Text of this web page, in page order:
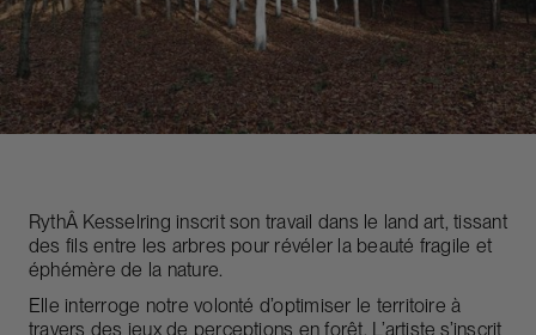
RythÂ Kesselring inscrit son travail dans le land art, tissant
des fils entre les arbres pour révéler la beauté fragile et
éphémère de la nature.
Elle interroge notre volonté d’optimiser le territoire à
travers des jeux de perceptions en forêt. L’artiste s’inscrit